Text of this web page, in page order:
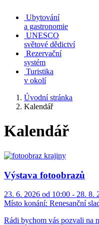
Ubytování
a gastronomie
UNESCO
světové dědictví
Rezervační
systém
Turistika
v okolí
Úvodní stránka
Kalendář
Kalendář
Výstava fotoobrazů
23. 6. 2026 od 10:00 - 28. 8.
Místo konání: Renesanční
Rádi bychom vás pozvali na